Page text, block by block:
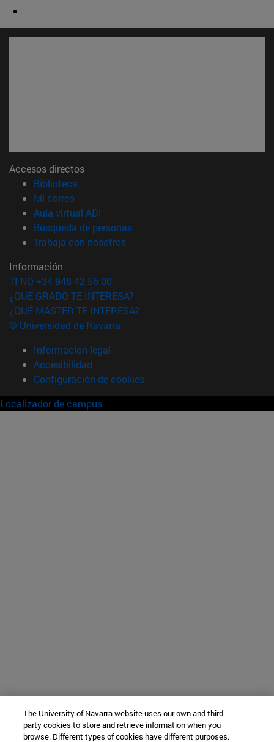
Accesos directos
Biblioteca
Mi correo(abre en nueva ventana)
Aula virtual ADI
Búsqueda de personas(abre en nueva ventana)
Trabaja con nosotros(abre en nueva ventana)
Información
TFNO +34 948 42 56 00
¿QUÉ GRADO TE INTERESA?
¿QUÉ MÁSTER TE INTERESA?
© Universidad de Navarra
Información legal
Accesibilidad
Configuración de cookies
Localizador de campus
The University of Navarra website uses our own and third-
party cookies to store and retrieve information when you
browse. Different types of cookies have different purposes.